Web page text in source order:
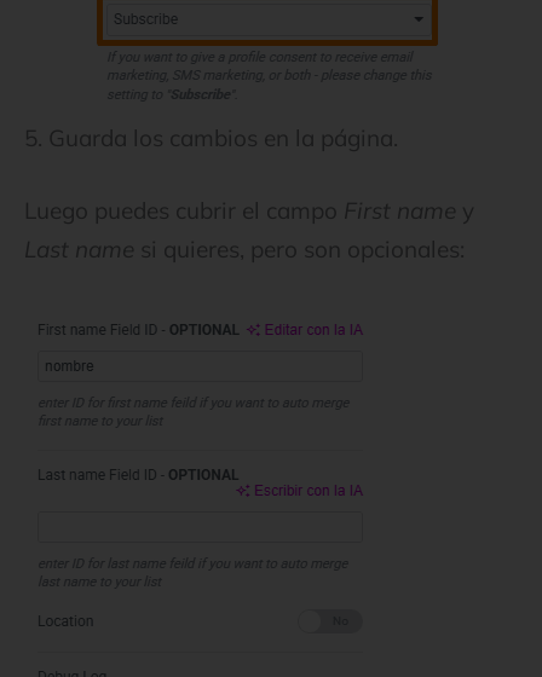
Guarda los cambios en la página.
Luego puedes cubrir el campo First name y
Last name si quieres, pero son opcionales: